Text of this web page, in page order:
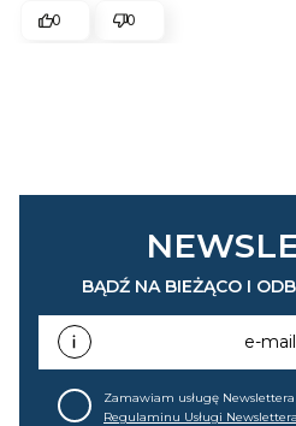
0
0
BĄDŹ NA BIEŻĄCO I
e-mail
Zamawiam usługę
Regulaminu Usługi